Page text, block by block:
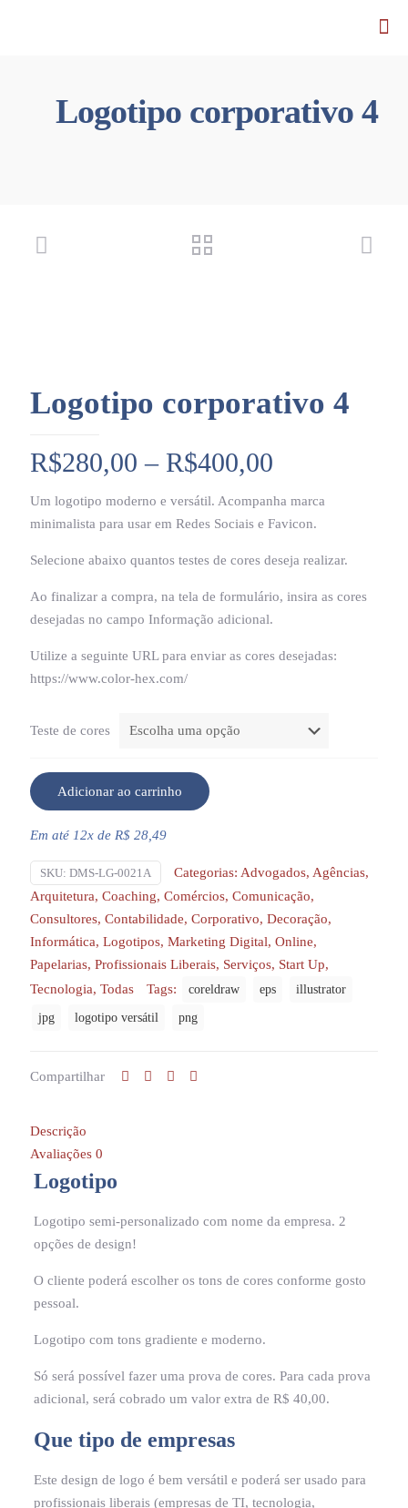
Logotipo corporativo 4
Logotipo corporativo 4
R$280,00 – R$400,00
de
preço:
através
R$400,00
Um logotipo moderno e versátil. Acompanha marca
minimalista para usar em Redes Sociais e Favicon.
Selecione abaixo quantos testes de cores deseja realizar.
Ao finalizar a compra, na tela de formulário, insira as cores
desejadas no campo Informação adicional.
Utilize a seguinte URL para enviar as cores desejadas:
https://www.color-hex.com/
Teste de cores
Adicionar ao carrinho
Em até 12x de R$ 28,49
SKU: DMS-LG-0021A Categorias: Advogados, Agências,
Arquitetura, Coaching, Comércios, Comunicação,
Consultores, Contabilidade, Corporativo, Decoração,
Informática, Logotipos, Marketing Digital, Online,
Papelarias, Profissionais Liberais, Serviços, Start Up,
Tecnologia, Todas Tags: coreldraw eps illustrator
jpg logotipo versátil png
Compartilhar
Descrição
Avaliações 0
Logotipo
Logotipo semi-personalizado com nome da empresa. 2
opções de design!
O cliente poderá escolher os tons de cores conforme gosto
pessoal.
Logotipo com tons gradiente e moderno.
Só será possível fazer uma prova de cores. Para cada prova
adicional, será cobrado um valor extra de R$ 40,00.
Que tipo de empresas
Este design de logo é bem versátil e poderá ser usado para
profissionais liberais (empresas de TI, tecnologia,